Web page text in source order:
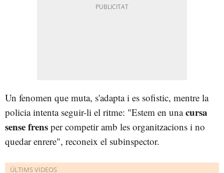
Un fenomen que muta, s'adapta i es sofistic, mentre la
policia intenta seguir-li el ritme: "Estem en unacursa
sense frens per competir amb les organitzacions i no
quedar enrere", reconeix el subinspector.